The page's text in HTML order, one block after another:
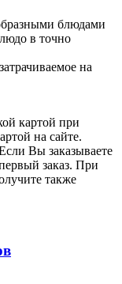
блюдами
в точно
на
картой при
на сайте.
Вы заказываете
заказ. При
также